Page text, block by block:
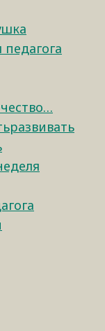
педагога